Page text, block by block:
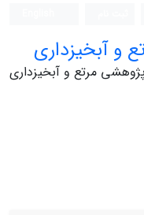
و آبخیزداری
مرتع و آبخیزداری